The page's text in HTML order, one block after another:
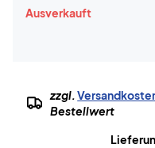
Ausverkauft
zzgl.
Bestellwert